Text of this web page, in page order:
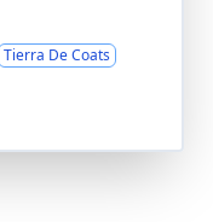
Tierra De Coats